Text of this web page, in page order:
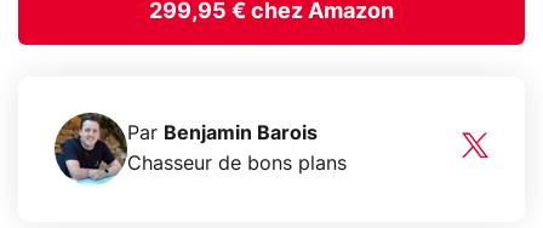
299,95 € chez Amazon
Par Benjamin Barois
Chasseur de bons plans